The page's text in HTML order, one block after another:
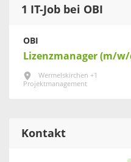
1 IT-Job bei OBI
OBI
Lizenzmanager (m/
Wermelskirchen +1
Projektmanagement
Kontakt